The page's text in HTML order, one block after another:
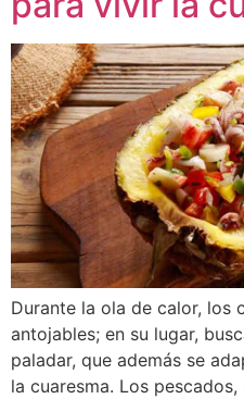
Durante la ola de calor, los
antojables; en su lugar,
paladar, que además se
la cuaresma. Los